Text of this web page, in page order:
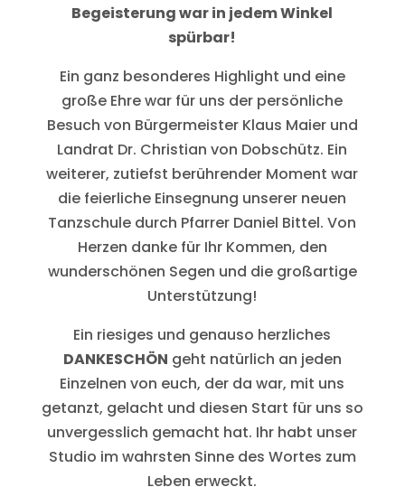
Begeisterung war in jedem Winkel
spürbar!
Ein ganz besonderes Highlight und eine
große Ehre war für uns der persönliche
Besuch von Bürgermeister Klaus Maier und
Landrat Dr. Christian von Dobschütz. Ein
weiterer, zutiefst berührender Moment war
die feierliche Einsegnung unserer neuen
Tanzschule durch Pfarrer Daniel Bittel. Von
Herzen danke für Ihr Kommen, den
wunderschönen Segen und die großartige
Unterstützung!
Ein riesiges und genauso herzliches
DANKESCHÖN geht natürlich an jeden
Einzelnen von euch, der da war, mit uns
getanzt, gelacht und diesen Start für uns so
unvergesslich gemacht hat. Ihr habt unser
Studio im wahrsten Sinne des Wortes zum
Leben erweckt.